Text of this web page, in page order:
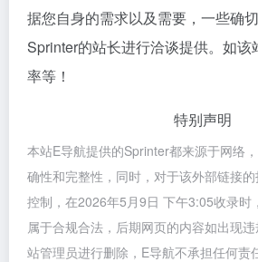
据您自身的需求以及需要，一些确
Sprinter的站长进行洽谈提供。如该
率等！
特别声明
本站E导航提供的Sprinter都来源于网络
确性和完整性，同时，对于该外部链接
控制，在2026年5月9日 下午3:05收录时
属于合规合法，后期网页的内容如出现
站管理员进行删除，E导航不承担任何责任